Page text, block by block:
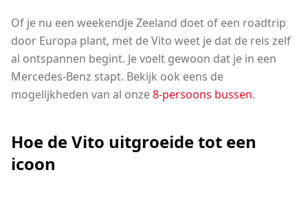
Of je nu een weekendje Zeeland doet of een roadtrip
door Europa plant, met de Vito weet je dat de reis zelf
al ontspannen begint. Je voelt gewoon dat je in een
Mercedes-Benz stapt. Bekijk ook eens de
mogelijkheden van al onze8-persoons bussen.
Hoe de Vito uitgroeide tot een
icoon